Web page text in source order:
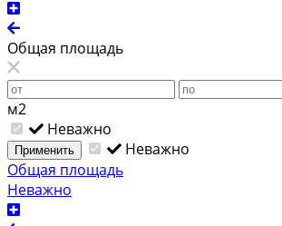
Общая площадь
м2
Неважно
Применить
Неважно
Общая площадь
Неважно